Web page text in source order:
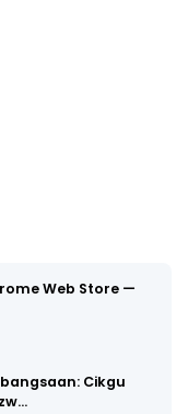
Web Store —
Cikgu